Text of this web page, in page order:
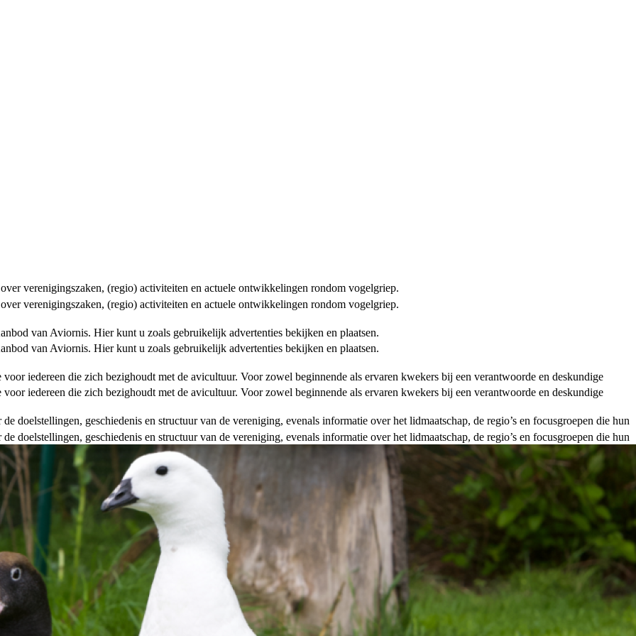
verenigingszaken, (regio) activiteiten en actuele ontwikkelingen rondom vogelgriep.
verenigingszaken, (regio) activiteiten en actuele ontwikkelingen rondom vogelgriep.
van Aviornis. Hier kunt u zoals gebruikelijk advertenties bekijken en plaatsen.
van Aviornis. Hier kunt u zoals gebruikelijk advertenties bekijken en plaatsen.
iedereen die zich bezighoudt met de avicultuur. Voor zowel beginnende als ervaren kwekers bij een verantwoorde en deskundige
iedereen die zich bezighoudt met de avicultuur. Voor zowel beginnende als ervaren kwekers bij een verantwoorde en deskundige
doelstellingen, geschiedenis en structuur van de vereniging, evenals informatie over het lidmaatschap, de regio’s en focusgroepen die hun
doelstellingen, geschiedenis en structuur van de vereniging, evenals informatie over het lidmaatschap, de regio’s en focusgroepen die hun